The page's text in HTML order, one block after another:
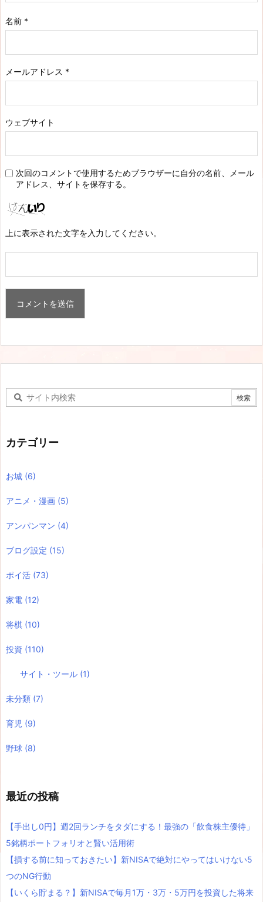
名前 *
メールアドレス *
ウェブサイト
次回のコメントで使用するためブラウザーに自分の名前、メール
アドレス、サイトを保存する。
上に表示された文字を入力してください。
カテゴリー
お城 (6)
アニメ・漫画 (5)
アンパンマン (4)
ブログ設定 (15)
ポイ活 (73)
家電 (12)
将棋 (10)
投資 (110)
サイト・ツール (1)
未分類 (7)
育児 (9)
野球 (8)
最近の投稿
【手出し0円】週2回ランチをタダにする！最強の「飲食株主優待」
5銘柄ポートフォリオと賢い活用術
【損する前に知っておきたい】新NISAで絶対にやってはいけない5
つのNG行動
【いくら貯まる？】新NISAで毎月1万・3万・5万円を投資した将来